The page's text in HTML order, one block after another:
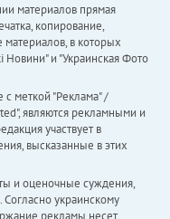
материалов прямая
копирование,
в которых
Новини" и "Украинская Фото
меткой "Реклама" /
являются рекламными и
участвует в
высказанные в этих
и оценочные суждения,
украинскому
рекламы несет